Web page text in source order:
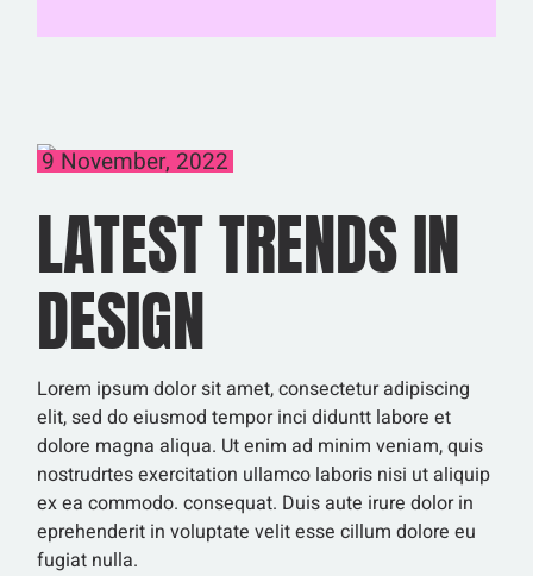
9 November, 2022
LATEST TRENDS IN
DESIGN
Lorem ipsum dolor sit amet, consectetur adipiscing
elit, sed do eiusmod tempor inci diduntt labore et
dolore magna aliqua. Ut enim ad minim veniam, quis
nostrudrtes exercitation ullamco laboris nisi ut aliquip
ex ea commodo. consequat. Duis aute irure dolor in
eprehenderit in voluptate velit esse cillum dolore eu
fugiat nulla.